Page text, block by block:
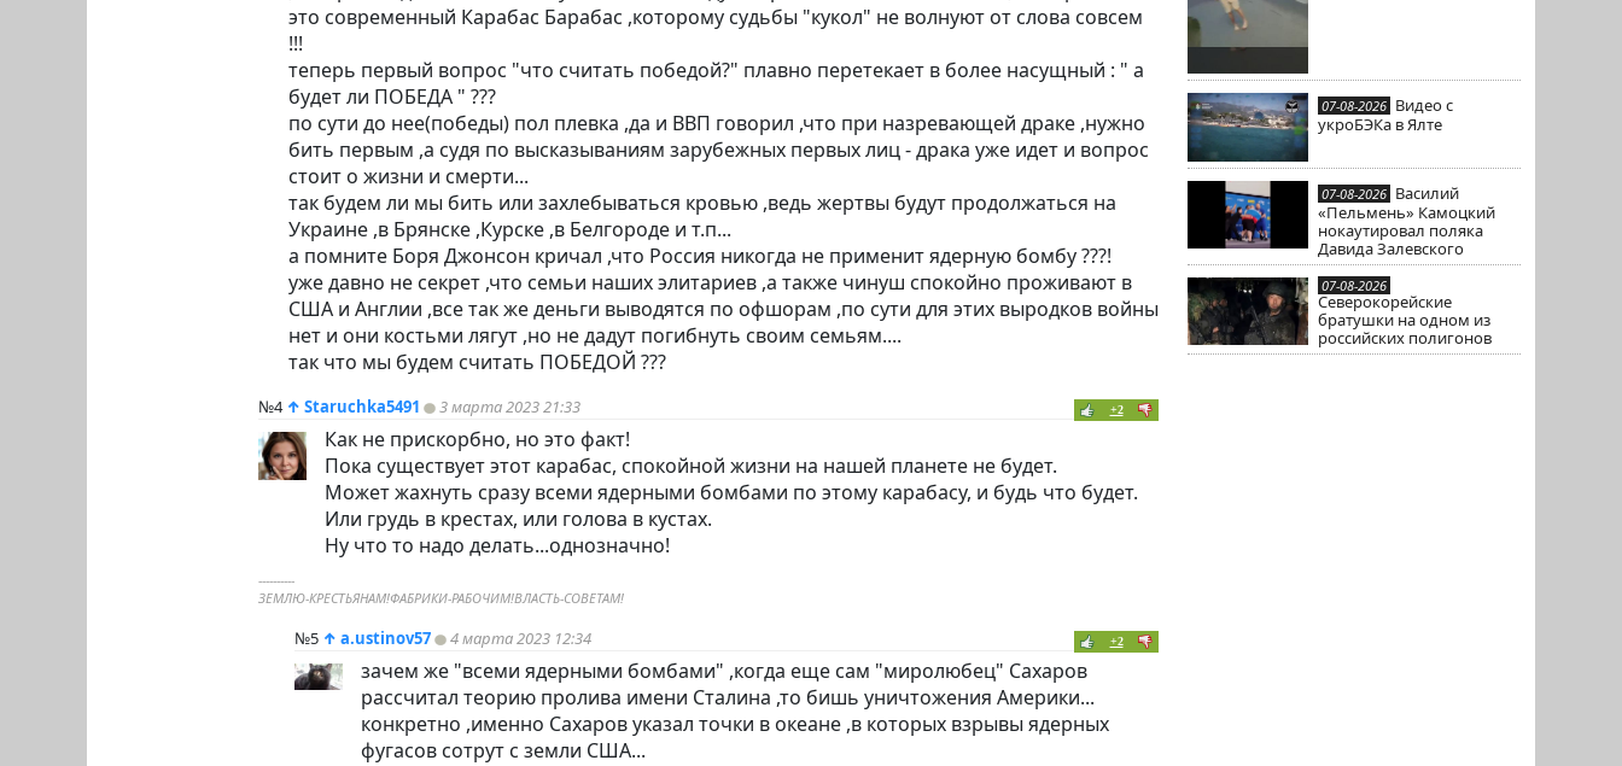
07-08-2026 Видео с
укроБЭКа в Ялте
07-08-2026 Василий
«Пельмень» Камоцкий
нокаутировал поляка
Давида Залевского
07-08-2026
Северокорейские
братушки на одном из
российских полигонов
это современный Карабас Барабас ,которому судьбы "кукол" не волнуют от слова совсем
!!!
теперь первый вопрос "что считать победой?" плавно перетекает в более насущный : " а
будет ли ПОБЕДА " ???
по сути до нее(победы) пол плевка ,да и ВВП говорил ,что при назревающей драке ,нужно
бить первым ,а судя по высказываниям зарубежных первых лиц - драка уже идет и вопрос
стоит о жизни и смерти...
так будем ли мы бить или захлебываться кровью ,ведь жертвы будут продолжаться на
Украине ,в Брянске ,Курске ,в Белгороде и т.п...
а помните Боря Джонсон кричал ,что Россия никогда не применит ядерную бомбу ???!
уже давно не секрет ,что семьи наших элитариев ,а также чинуш спокойно проживают в
США и Англии ,все так же деньги выводятся по офшорам ,по сути для этих выродков войны
нет и они костьми лягут ,но не дадут погибнуть своим семьям....
так что мы будем считать ПОБЕДОЙ ???
№4 ↑ Staruchka5491 3 марта 2023 21:33 +2
Как не прискорбно, но это факт!
Пока существует этот карабас, спокойной жизни на нашей планете не будет.
Может жахнуть сразу всеми ядерными бомбами по этому карабасу, и будь что будет.
Или грудь в крестах, или голова в кустах.
Ну что то надо делать...однозначно!
----------
ЗЕМЛЮ-КРЕСТЬЯНАМ!ФАБРИКИ-РАБОЧИМ!ВЛАСТЬ-СОВЕТАМ!
№5 ↑ a.ustinov57 4 марта 2023 12:34 +2
зачем же "всеми ядерными бомбами" ,когда еще сам "миролюбец" Сахаров
рассчитал теорию пролива имени Сталина ,то бишь уничтожения Америки...
конкретно ,именно Сахаров указал точки в океане ,в которых взрывы ядерных
фугасов сотрут с земли США...